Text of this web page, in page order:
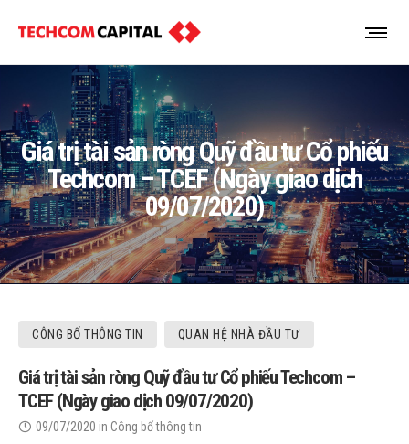
Giá trị tài sản ròng Quỹ đầu tư Cổ phiếu
Techcom – TCEF (Ngày giao dịch
09/07/2020)
CÔNG BỐ THÔNG TIN QUAN HỆ NHÀ ĐẦU TƯ
Giá trị tài sản ròng Quỹ đầu tư Cổ phiếu Techcom –
TCEF (Ngày giao dịch 09/07/2020)
09/07/2020 in Công bố thông tin